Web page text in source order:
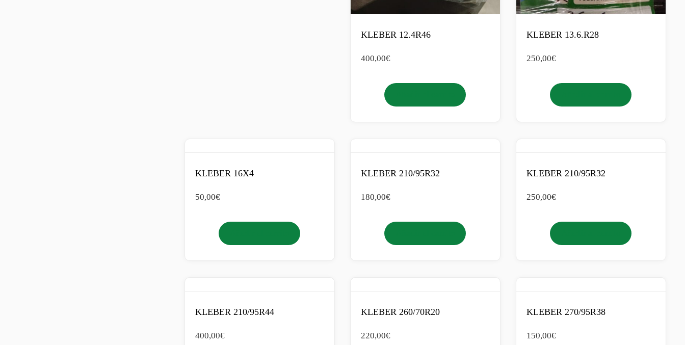
KLEBER 12.4R46
400,00€
KLEBER 13.6.R28
250,00€
KLEBER 16X4
50,00€
KLEBER 210/95R32
180,00€
KLEBER 210/95R32
250,00€
KLEBER 210/95R44
400,00€
KLEBER 260/70R20
220,00€
KLEBER 270/95R38
150,00€